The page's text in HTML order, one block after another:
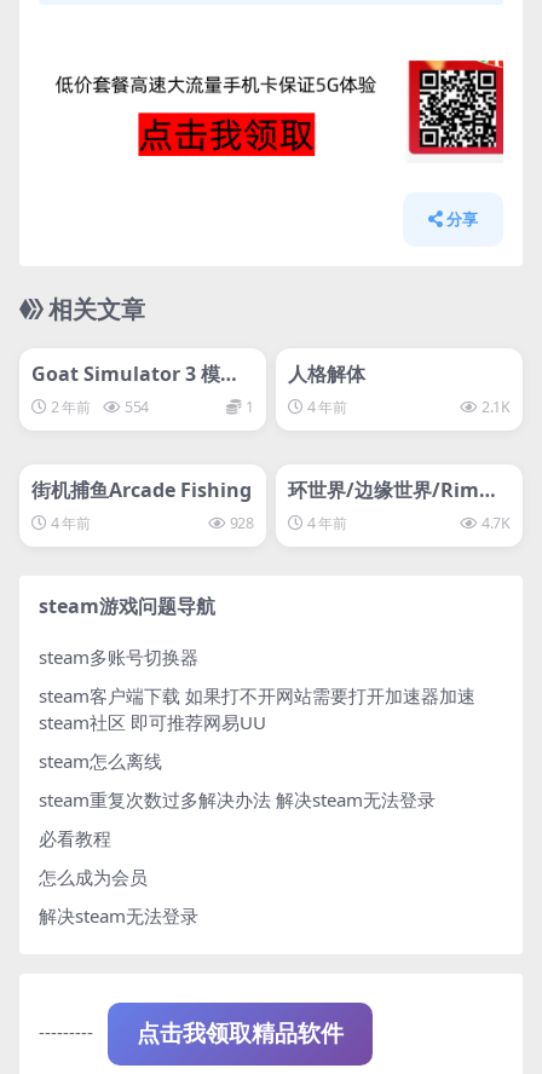
分享
相关文章
svip专属
Goat Simulator 3 模拟
山羊3 lix
2 年前 554 1
人格解体
4 年前 2.1K
svip专属
街机捕鱼Arcade Fishing
4 年前 928
svip专属
环世界/边缘世界/RimWo
rld4 年前 4.7K
steam游戏问题导航
steam多账号切换器
steam客户端下载 如果打不开网站需要打开加速器加速
steam社区 即可推荐网易UU
steam怎么离线
steam重复次数过多解决办法 解决steam无法登录
必看教程
怎么成为会员
解决steam无法登录
--------- 点击我领取精品软件